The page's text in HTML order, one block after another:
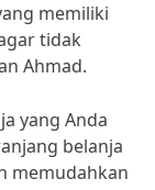
memiliki
tidak
Ahmad.
yang Anda
belanja
memudahkan